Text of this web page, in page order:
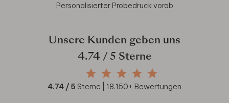
Personalisierter Probedruck vorab
Unsere Kunden geben uns
4.74/ 5 Sterne
4.74 / 5 Sterne | 18.150+ Bewertungen